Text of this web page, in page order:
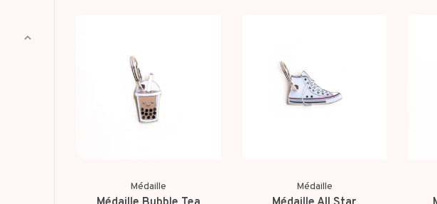
Médaille Médaille